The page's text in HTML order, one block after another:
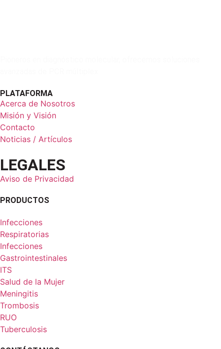
PLATAFORMA
Acerca de Nosotros
Misión y Visión
Contacto
Noticias / Artículos
LEGALES
Aviso de Privacidad
PRODUCTOS
Infecciones
Respiratorias
Infecciones
Gastrointestinales
ITS
Salud de la Mujer
Meningitis
Trombosis
RUO
Tuberculosis